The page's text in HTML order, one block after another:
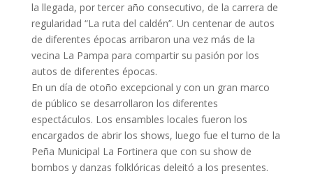
la llegada, por tercer año consecutivo, de la carrera de
regularidad “La ruta del caldén”. Un centenar de autos
de diferentes épocas arribaron una vez más de la
vecina La Pampa para compartir su pasión por los
autos de diferentes épocas.
En un día de otoño excepcional y con un gran marco
de público se desarrollaron los diferentes
espectáculos. Los ensambles locales fueron los
encargados de abrir los shows, luego fue el turno de la
Peña Municipal La Fortinera que con su show de
bombos y danzas folklóricas deleitó a los presentes.